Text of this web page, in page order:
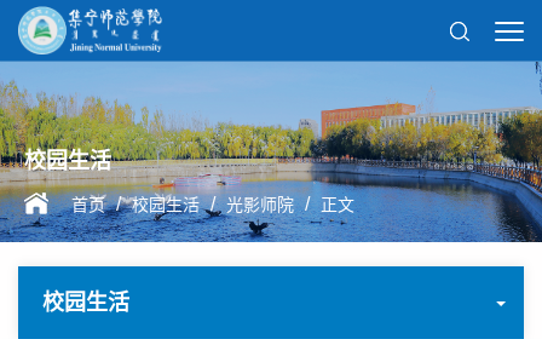
校园生活
首页 / 校园生活 / 光影师院 / 正文
校园生活